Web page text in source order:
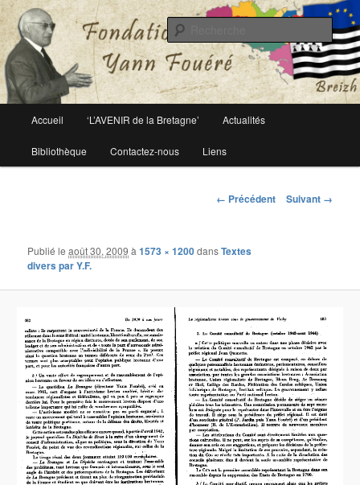
Fondation Yann Fouéré
Le site officiel de la fondation Yann Fouéré
principal
Aller
au
Accueil ‘L’AVENIR de la Bretagne’ Actualités
Bibliothèque Contactez-nous Liens
Navigation
← Précédent Suivant →
Publié leaoût 30, 2009 à1573 × 1200dansTextes
divers par Y.F.